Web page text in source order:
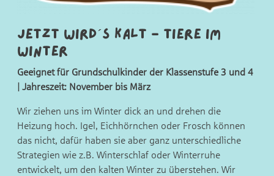
Jetzt wird´s kalt - Tiere im
Winter
Geeignet für Grundschulkinder der Klassenstufe 3 und 4
| Jahreszeit: November bis März
Wir ziehen uns im Winter dick an und drehen die
Heizung hoch. Igel, Eichhörnchen oder Frosch können
das nicht, dafür haben sie aber ganz unterschiedliche
Strategien wie z.B. Winterschlaf oder Winterruhe
entwickelt, um den kalten Winter zu überstehen. Wir